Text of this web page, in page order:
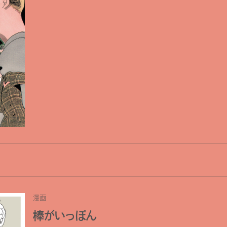
漫画
棒がいっぽん